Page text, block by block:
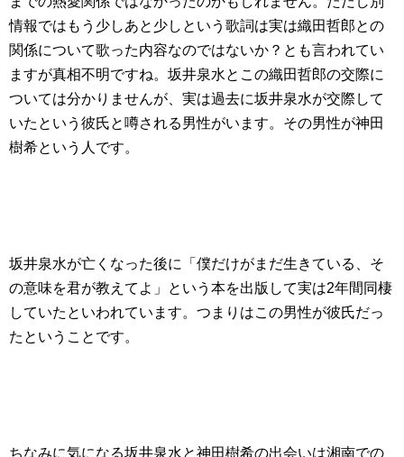
情報ではもう少しあと少しという歌詞は実は織田哲郎との
関係について歌った内容なのではないか？とも言われてい
ますが真相不明ですね。坂井泉水とこの織田哲郎の交際に
ついては分かりませんが、実は過去に坂井泉水が交際して
いたという彼氏と噂される男性がいます。その男性が神田
樹希という人です。
坂井泉水が亡くなった後に「僕だけがまだ生きている、そ
の意味を君が教えてよ」という本を出版して実は2年間同棲
していたといわれています。つまりはこの男性が彼氏だっ
たということです。
ちなみに気になる坂井泉水と神田樹希の出会いは湘南での